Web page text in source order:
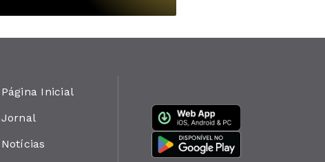
Página Inicial
Jornal
Notícias